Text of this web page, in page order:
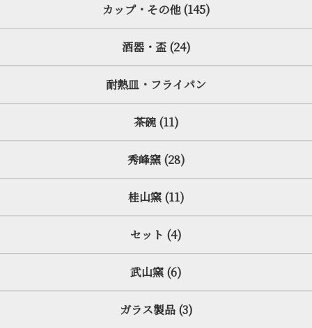
カップ・その他 (145)
酒器・盃 (24)
耐熱皿・フライパン
茶碗 (11)
秀峰窯 (28)
桂山窯 (11)
セット (4)
武山窯 (6)
ガラス製品 (3)